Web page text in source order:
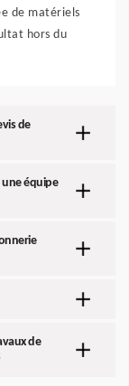
de matériels
hors du
de
une équipe
de